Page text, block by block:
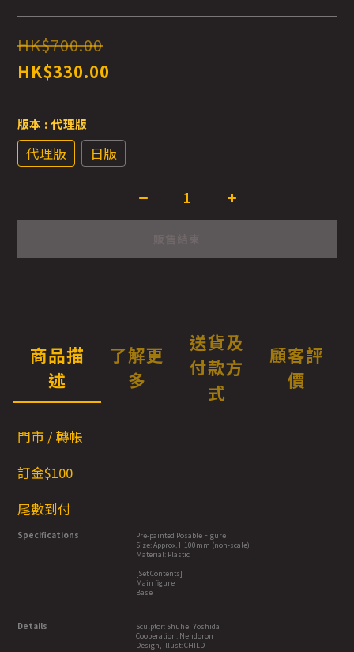
HK$700.00
HK$330.00
版本 : 代理版
代理版 日版
商品描
述
了解更
多
送貨及
付款方
式
顧客評
價
門市 / 轉帳
訂金$100
尾數到付
Specifications
Pre-painted Posable Figure
Size: Approx. H100mm (non-scale)
Material: Plastic
[Set Contents]
Main figure
Base
Details
Sculptor: Shuhei Yoshida
Cooperation: Nendoron
Design, Illust: CHILD